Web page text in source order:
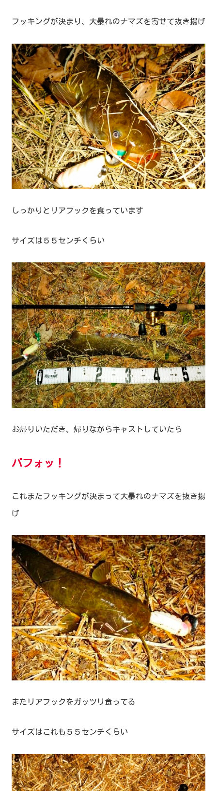
フッキングが決まり、大暴れのナマズを寄せて抜き揚げ
しっかりとリアフックを食っています
サイズは５５センチくらい
お帰りいただき、帰りながらキャストしていたら
バフォッ！
これまたフッキングが決まって大暴れのナマズを抜き揚
げ
またリアフックをガッツリ食ってる
サイズはこれも５５センチくらい